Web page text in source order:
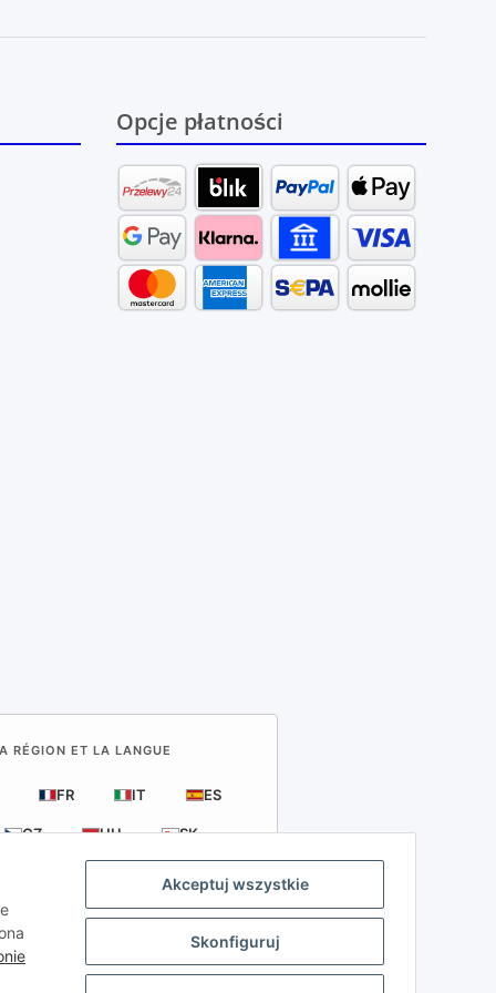
Akceptuj wszystkie
Skonfiguruj
Opcje płatności
RÉGION ET LA LANGUE
FR IT ES
CZ HU SK
samochodowych